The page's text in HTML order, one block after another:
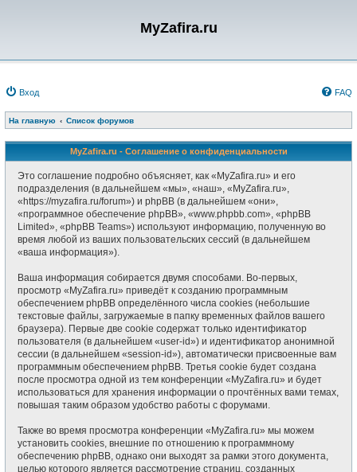
MyZafira.ru
Вход FAQ
На главную Список форумов
MyZafira.ru - Соглашение о конфиденциальности
Это соглашение подробно объясняет, как «MyZafira.ru» и его
подразделения (в дальнейшем «мы», «наш», «MyZafira.ru»,
«https://myzafira.ru/forum») и phpBB (в дальнейшем «они»,
«программное обеспечение phpBB», «www.phpbb.com», «phpBB
Limited», «phpBB Teams») используют информацию, полученную во
время любой из ваших пользовательских сессий (в дальнейшем
«ваша информация»).
Ваша информация собирается двумя способами. Во-первых,
просмотр «MyZafira.ru» приведёт к созданию программным
обеспечением phpBB определённого числа cookies (небольшие
текстовые файлы, загружаемые в папку временных файлов вашего
браузера). Первые две cookie содержат только идентификатор
пользователя (в дальнейшем «user-id») и идентификатор анонимной
сессии (в дальнейшем «session-id»), автоматически присвоенные вам
программным обеспечением phpBB. Третья cookie будет создана
после просмотра одной из тем конференции «MyZafira.ru» и будет
использоваться для хранения информации о прочтённых вами темах,
повышая таким образом удобство работы с форумами.
Также во время просмотра конференции «MyZafira.ru» мы можем
установить cookies, внешние по отношению к программному
обеспечению phpBB, однако они выходят за рамки этого документа,
целью которого является рассмотрение страниц, созданных